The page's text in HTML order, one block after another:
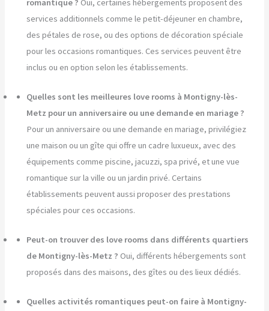
romantique ? Oui, certaines hébergements proposent des
services additionnels comme le petit-déjeuner en chambre,
des pétales de rose, ou des options de décoration spéciale
pour les occasions romantiques. Ces services peuvent être
inclus ou en option selon les établissements.
Quelles sont les meilleures love rooms à Montigny-lès-
Metz pour un anniversaire ou une demande en mariage ?
Pour un anniversaire ou une demande en mariage, privilégiez
une maison ou un gîte qui offre un cadre luxueux, avec des
équipements comme piscine, jacuzzi, spa privé, et une vue
romantique sur la ville ou un jardin privé. Certains
établissements peuvent aussi proposer des prestations
spéciales pour ces occasions.
Peut-on trouver des love rooms dans différents quartiers
de Montigny-lès-Metz ? Oui, différents hébergements sont
proposés dans des maisons, des gîtes ou des lieux dédiés.
Quelles activités romantiques peut-on faire à Montigny-